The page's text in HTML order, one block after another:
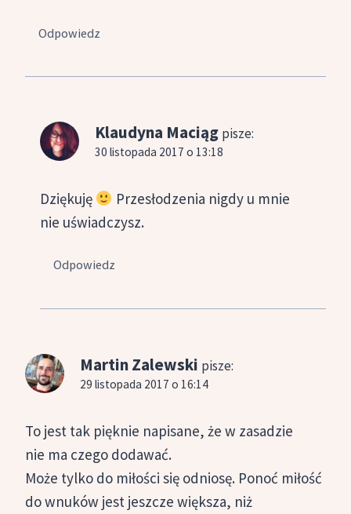
Odpowiedz
Klaudyna Maciąg pisze:
30 listopada 2017 o 13:18
Dziękuję
Przesłodzenia nigdy u mnie
nie uświadczysz.
Odpowiedz
Martin Zalewski pisze:
29 listopada 2017 o 16:14
To jest tak pięknie napisane, że w zasadzie
nie ma czego dodawać.
Może tylko do miłości się odniosę. Ponoć miłość
do wnuków jest jeszcze większa, niż